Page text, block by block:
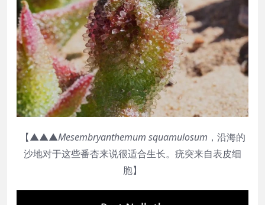
【▲▲▲Mesembryanthemum squamulosum ，沿海的
沙地对于这些番杏来说很适合生长。疣突来自表皮细
胞】